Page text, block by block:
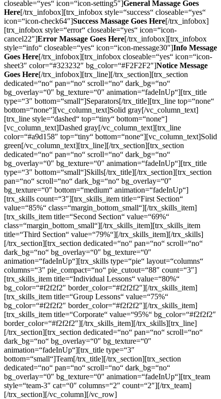
closeable=“yes“ icon=“icon-setting5″]General Massage Goes
Here[/trx_infobox][trx_infobox style=“success“ closeable=“yes“
icon=“icon-check64″]Success Massage Goes Here[/trx_infobox]
[trx_infobox style=“error“ closeable=“yes“ icon=“icon-
cancel22″]Error Massage Goes Here[/trx_infobox][trx_infobox
style=“info“ closeable=“yes“ icon=“icon-message30″]Info Message
Goes Here[/trx_infobox][trx_infobox closeable=“yes“ icon=“icon-
sheet3″ color=“#323232″ bg_color=“#F2F2F2″]Notice Message
Goes Here[/trx_infobox][trx_line][/trx_section][trx_section
dedicated=“no“ pan=“no“ scroll=“no“ dark_bg=“no“
bg_overlay=“0″ bg_texture=“0″ animation=“fadeInUp“][trx_title
type=“3″ bottom=“small“]Separators[/trx_title][trx_line top=“none“
bottom=“none“][vc_column_text]Solid gray[/vc_column_text]
[trx_line style=“dashed“ top=“tiny“ bottom=“none“]
[vc_column_text]Dashed gray[/vc_column_text][trx_line
color=“#a9d158″ top=“tiny“ bottom=“none“][vc_column_text]Solid
green[/vc_column_text][trx_line][/trx_section][trx_section
dedicated=“no“ pan=“no“ scroll=“no“ dark_bg=“no“
bg_overlay=“0″ bg_texture=“0″ animation=“fadeInUp“][trx_title
type=“3″ bottom=“small“]Skills[/trx_title][/trx_section][trx_section
pan=“no“ scroll=“no“ dark_bg=“no“ bg_overlay=“0″
bg_texture=“0″ bottom=“medium“ animation=“fadeInUp“]
[trx_skills count=“3″][trx_skills_item title=“First Section“
value=“85%“ class=“margin_bottom_small“][/trx_skills_item]
[trx_skills_item title=“Second Section“ value=“69%“
class=“margin_bottom_small“][/trx_skills_item][trx_skills_item
title=“Third Section“ value=“79%“][/trx_skills_item][/trx_skills]
[/trx_section][trx_section dedicated=“no“ pan=“no“ scroll=“no“
dark_bg=“no“ bg_overlay=“0″ bg_texture=“0″
animation=“fadeInUp“][trx_skills type=“pie“ layout=“columns“
columns=“3″ pie_compact=“no“ pie_cutout=“88″ count=“3″]
[trx_skills_item title=“Individual Lessons“ value=“80%“
bg_color=“#f2f2f2″ border_color=“#f2f2f2″][/trx_skills_item]
[trx_skills_item title=“Group Lessons“ value=“75%“
bg_color=“#f2f2f2″ border_color=“#f2f2f2″][/trx_skills_item]
[trx_skills_item title=“Corporate“ value=“95%“ bg_color=“#f2f2f2″
border_color=“#f2f2f2″][/trx_skills_item][/trx_skills][trx_line]
[/trx_section][trx_section dedicated=“no“ pan=“no“ scroll=“no“
dark_bg=“no“ bg_overlay=“0″ bg_texture=“0″
animation=“fadeInUp“][trx_title type=“3″
bottom=“small“]Team[/trx_title][/trx_section][trx_section
dedicated=“no“ pan=“no“ scroll=“no“ dark_bg=“no“
bg_overlay=“0″ bg_texture=“0″ animation=“fadeInUp“][trx_team
style=“team-3″ cat=“0″ columns=“2″ count=“2″][/trx_team]
[/trx_section][/vc_column][/vc_row]